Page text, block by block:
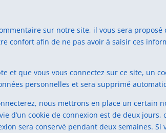
sur notre site, il vous sera proposé
confort afin de ne pas avoir à saisir ces
et que vous vous connectez sur ce site, un
personnelles et sera supprimé
nous mettrons en place un certain
d’un cookie de connexion est de deux jours,
sera conservé pendant deux semaines.